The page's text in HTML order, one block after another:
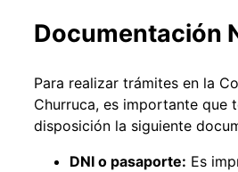
Documentación
Para realizar trámites en la
Churruca, es importante que
disposición la siguiente
DNI o pasaporte: Es